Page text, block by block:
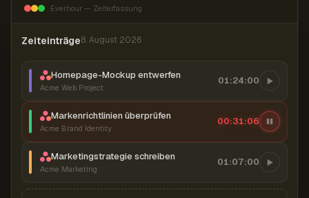
Everhour — Zeiterfassung
Zeiteinträge8. August 2026
Homepage-Mockup entwerfen
Acme Web Project
01:24:00
Markenrichtlinien überprüfen
Acme Brand Identity
00:31:07
Marketingstrategie schreiben
Acme Marketing
01:07:00